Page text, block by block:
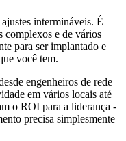
intermináveis. É
complexos e de vários
para ser implantado e
você tem.
engenheiros de rede
em vários locais até
o ROI para a liderança -
precisa simplesmente